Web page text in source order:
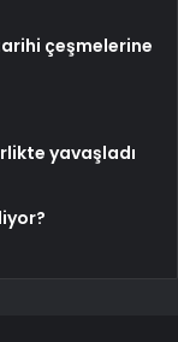
çeşmelerine
yavaşladı